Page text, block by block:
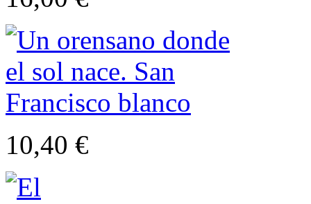
10,40 €